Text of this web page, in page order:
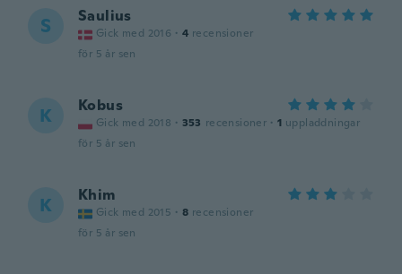
S Saulius
Gick med 2016 · 4 recensioner
för 5 år sen
K Kobus
Gick med 2018 · 353 recensioner · 1 uppladdningar
för 5 år sen
K Khim
Gick med 2015 · 8 recensioner
för 5 år sen